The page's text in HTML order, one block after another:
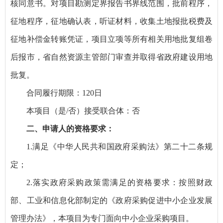
核同意书。对项目勘测定界报告书界线范围，批前程序，
征地程序，征地确认表，听证材料，收集土地报批税费及
征地补偿金转账凭证，项目立项等所有相关用地批复组卷
后报市，省自然资源主管部门审查并取得省政府建设用地
批复。
合同履行期限：120日
本项目（是/否）接受联合体：否
二、申请人的资格要求：
1.满足《中华人民共和国政府采购法》第二十二条规
定；
2.落实政府采购政策需满足的资格要求：按照财政
部、工业和信息化部制定的《政府采购促进中小企业发展
管理办法》，本项目为专门面向中小企业采购项目。